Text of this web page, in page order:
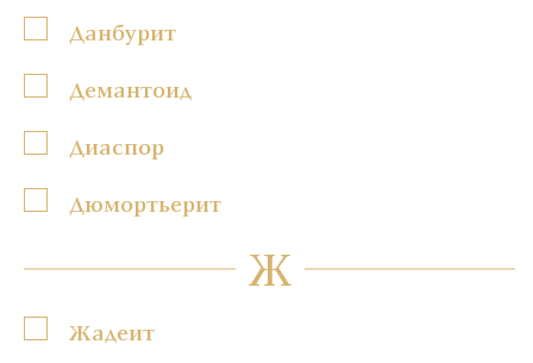
Данбурит
Демантоид
Диаспор
Дюмортьерит
Ж
Жадеит